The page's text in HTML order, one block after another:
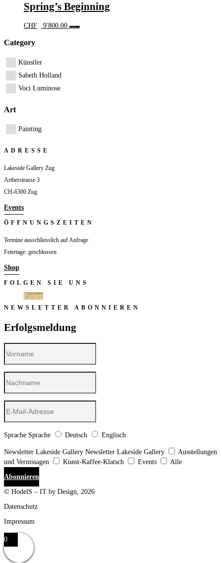
Spring’s Beginning
CHF 9'800.00 Weiterlesen
Category
Künstler
Sabeth Holland
Voci Luminose
Art
Painting
ADRESSE
Lakeside Gallery Zug
Artherstrasse 3
CH-6300 Zug
Events
ÖFFNUNGSZEITEN
Termine ausschliesslich auf Anfrage
Feiertage: geschlossen
Shop
FOLGEN SIE UNS
Folgen
NEWSLETTER ABONNIEREN
Erfolgsmeldung
Sprache Sprache Deutsch Englisch
Newsletter Lakeside Gallery Newsletter Lakeside Gallery
Ausstellungen
und Vernissagen
Kunst-Kaffee-Klatsch Events
Alle
Abonnieren
© HodelS – IT by Design, 2026
Datenschutz
Impressum
0